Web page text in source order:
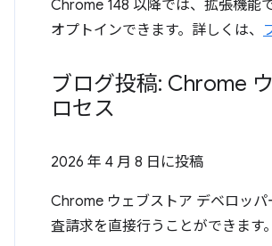
Chrome 148 以降では、拡張機能
オプトインできます。詳しくは、
ブログ投稿: Chrome
ロセス
2026 年 4 月 8 日 に投稿
Chrome ウェブストア デベロッ
査請求を直接行うことができます。